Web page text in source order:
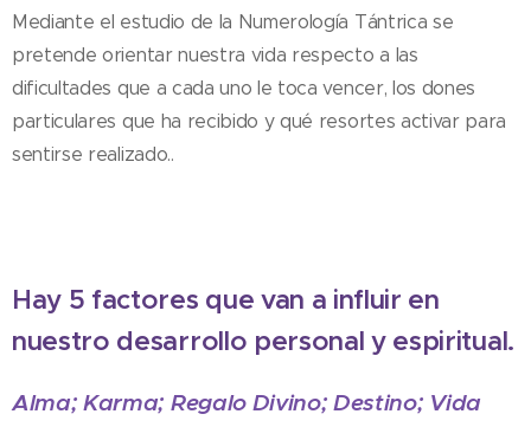
Mediante el estudio de la Numerología Tántrica se
pretende orientar nuestra vida respecto a las
dificultades que a cada uno le toca vencer, los dones
particulares que ha recibido y qué resortes activar para
sentirse realizado..
Hay 5 factores que van a influir en
nuestro desarrollo personal y espiritual.
Alma; Karma; Regalo Divino; Destino; Vida